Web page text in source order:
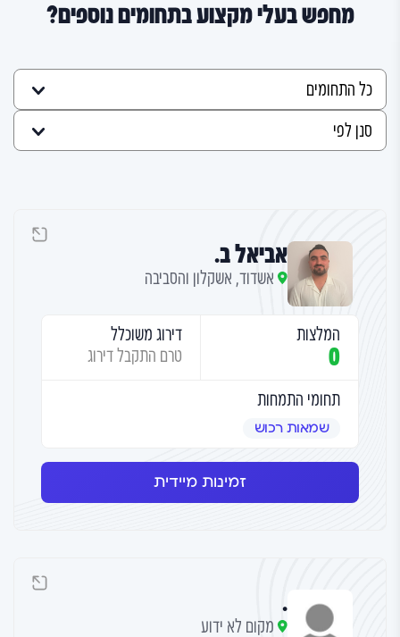
מחפש בעלי מקצוע בתחומים נוספים?
אביאל ב.
אשדוד, אשקלון והסביבה
המלצות
0
דירוג משוכלל
טרם התקבל דירוג
תחומי התמחות
שמאות רכוש
זמינות מיידית
.
מקום לא ידוע